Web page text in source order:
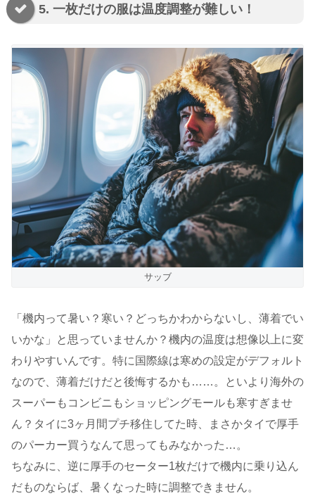
5. 一枚だけの服は温度調整が難しい！
サッブ
「機内って暑い？寒い？どっちかわからないし、薄着でい
いかな」と思っていませんか？機内の温度は想像以上に変
わりやすいんです。特に国際線は寒めの設定がデフォルト
なので、薄着だけだと後悔するかも……。といより海外の
スーパーもコンビニもショッピングモールも寒すぎませ
ん？タイに3ヶ月間プチ移住してた時、まさかタイで厚手
のパーカー買うなんて思ってもみなかった…。
ちなみに、逆に厚手のセーター1枚だけで機内に乗り込ん
だものならば、暑くなった時に調整できません。